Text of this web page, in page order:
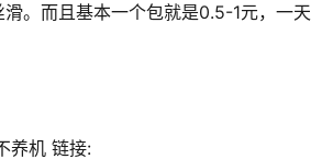
。而且基本一个包就是0.5-1元，一天